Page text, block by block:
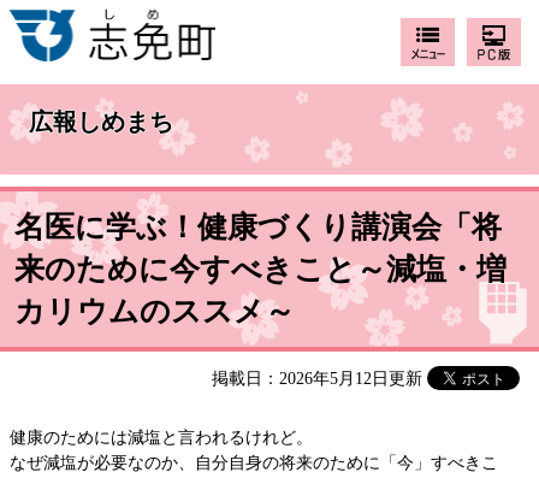
広報しめまち
名医に学ぶ！健康づくり講演会「将
来のために今すべきこと～減塩・増
カリウムのススメ～
掲載日：2026年5月12日更新
健康のためには減塩と言われるけれど。
なぜ減塩が必要なのか、自分自身の将来のために「今」すべきこ